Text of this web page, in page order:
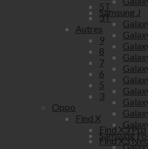
Samsung J
Samsung
5T
3T
Autres
9
8
7
6
5
3
Oppo
Find X
Find X3 Pro
Find X3